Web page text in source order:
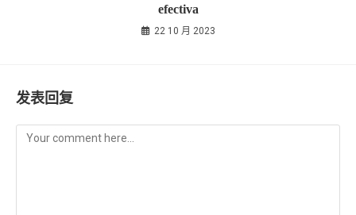
efectiva
22 10 月 2023
发表回复